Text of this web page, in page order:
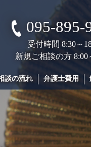
095-895-
受付時間 8:30～
新規ご相談の方 8:00
談の流れ 弁護士費用